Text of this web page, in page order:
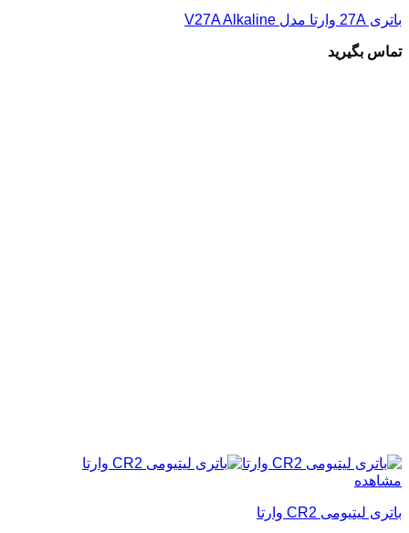
باتری 27A وارتا مدل V27A Alkaline
تماس بگیرید
مشاهده
باتری لیتیومی CR2 وارتا